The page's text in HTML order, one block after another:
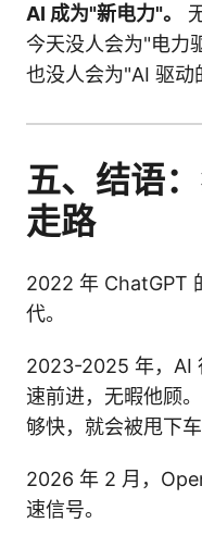
AI 成为"新电力"。
今天没人会为"电力
也没人会为"AI 驱动
五、结语
走路
2022 年 ChatGPT
代。
2023-2025 年，AI
速前进，无暇他顾
够快，就会被甩下车
2026 年 2 月，
速信号。